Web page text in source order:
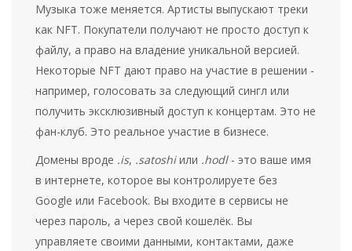
Музыка тоже меняется. Артисты выпускают треки
как NFT. Покупатели получают не просто доступ к
файлу, а право на владение уникальной версией.
Некоторые NFT дают право на участие в решении -
например, голосовать за следующий сингл или
получить эксклюзивный доступ к концертам. Это не
фан-клуб. Это реальное участие в бизнесе.
Домены вроде .is, .satoshiили .hodl- это ваше имя
в интернете, которое вы контролируете без
Google или Facebook. Вы входите в сервисы не
через пароль, а через свой кошелёк. Вы
управляете своими данными, контактами, даже